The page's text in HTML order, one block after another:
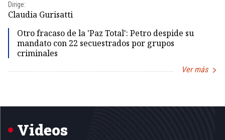
Dirige:
Claudia Gurisatti
Otro fracaso de la 'Paz Total': Petro despide su
mandato con 22 secuestrados por grupos
criminales
Ver más
5
Videos